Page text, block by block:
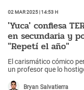
02 Mar 2025 | 14:53 h
'Yuca' confiesa
en secundaria y
"Repetí el año"
El carismático cómico
un profesor que lo
Bryan Salvatierra